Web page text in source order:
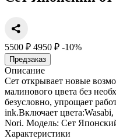
5500 ₽ 4950 ₽ -10%
Предзаказ
Описание
Сет открывает новые
малинового цвета без
безусловно, упрощает
ink.Включает
Nori. Модель: Сет
Характеристики